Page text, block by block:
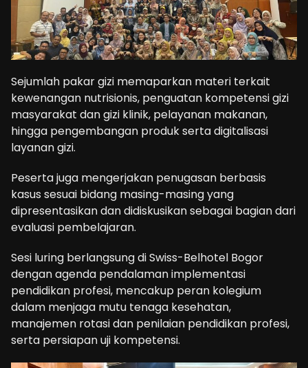
Sejumlah pakar gizi memaparkan materi terkait
kewenangan nutrisionis, penguatan kompetensi gizi
masyarakat dan gizi klinik, pelayanan makanan,
hingga pengembangan produk serta digitalisasi
layanan gizi.
Peserta juga mengerjakan penugasan berbasis
kasus sesuai bidang masing-masing yang
dipresentasikan dan didiskusikan sebagai bagian dari
evaluasi pembelajaran.
Sesi luring berlangsung di Swiss-Belhotel Bogor
dengan agenda pendalaman implementasi
pendidikan profesi, mencakup peran kolegium
dalam menjaga mutu tenaga kesehatan,
manajemen rotasi dan penilaian pendidikan profesi,
serta persiapan uji kompetensi.